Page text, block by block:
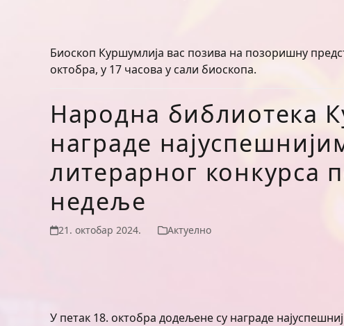
Биоскоп Куршумлија вас позива на позоришну
октобра, у 17 часова у сали биоскопа.
Народна библиотека
награде
литерарног конкурса
недеље
21. октобар 2024. Актуелно
У петак 18. октобра додељене су награде